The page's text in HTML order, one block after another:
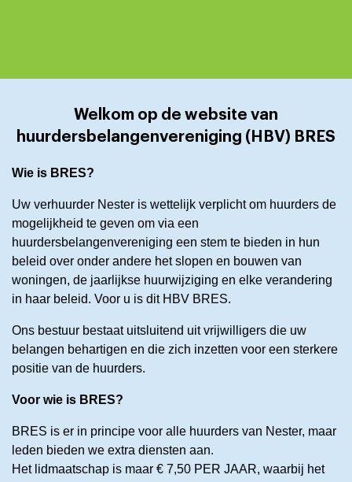
Welkom op de website van
huurdersbelangenvereniging (HBV) BRES
Wie is BRES?
Uw verhuurder Nester is wettelijk verplicht om huurders de
mogelijkheid te geven om via een
huurdersbelangenvereniging een stem te bieden in hun
beleid over onder andere het slopen en bouwen van
woningen, de jaarlijkse huurwijziging en elke verandering
in haar beleid. Voor u is dit HBV BRES.
Ons bestuur bestaat uitsluitend uit vrijwilligers die uw
belangen behartigen en die zich inzetten voor een sterkere
positie van de huurders.
Voor wie is BRES?
BRES is er in principe voor alle huurders van Nester, maar
leden bieden we extra diensten aan.
Het lidmaatschap is maar € 7,50 PER JAAR, waarbij het